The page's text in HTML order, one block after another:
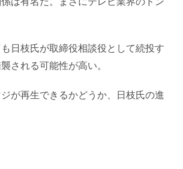
日枝氏が取締役相談役として続投す
される可能性が高い。
が再生できるかどうか、日枝氏の進